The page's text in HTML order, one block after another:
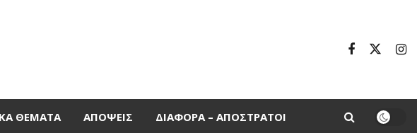
ΘΈΜΑΤΑ ΑΠΌΨΕΙΣ ΔΙΆΦΟΡΑ – ΑΠΌΣΤΡΑΤΟΙ